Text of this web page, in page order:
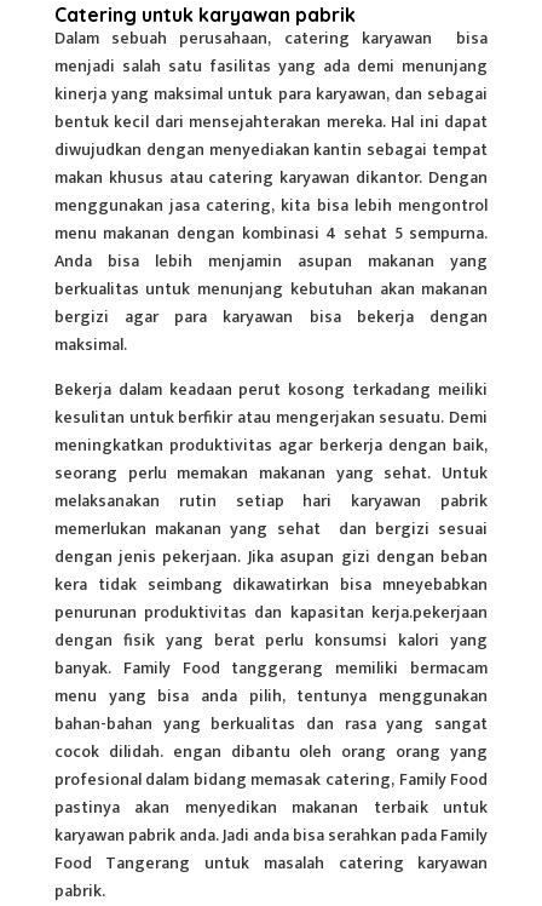
Catering untuk karyawan pabrik
Dalam sebuah perusahaan, catering karyawan bisa
menjadi salah satu fasilitas yang ada demi menunjang
kinerja yang maksimal untuk para karyawan, dan sebagai
bentuk kecil dari mensejahterakan mereka. Hal ini dapat
diwujudkan dengan menyediakan kantin sebagai tempat
makan khusus atau catering karyawan dikantor. Dengan
menggunakan jasa catering, kita bisa lebih mengontrol
menu makanan dengan kombinasi 4 sehat 5 sempurna.
Anda bisa lebih menjamin asupan makanan yang
berkualitas untuk menunjang kebutuhan akan makanan
bergizi agar para karyawan bisa bekerja dengan
maksimal.
Bekerja dalam keadaan perut kosong terkadang meiliki
kesulitan untuk berfikir atau mengerjakan sesuatu. Demi
meningkatkan produktivitas agar berkerja dengan baik,
seorang perlu memakan makanan yang sehat. Untuk
melaksanakan rutin setiap hari karyawan pabrik
memerlukan makanan yang sehat dan bergizi sesuai
dengan jenis pekerjaan. Jika asupan gizi dengan beban
kera tidak seimbang dikawatirkan bisa mneyebabkan
penurunan produktivitas dan kapasitan kerja.pekerjaan
dengan fisik yang berat perlu konsumsi kalori yang
banyak. Family Food tanggerang memiliki bermacam
menu yang bisa anda pilih, tentunya menggunakan
bahan-bahan yang berkualitas dan rasa yang sangat
cocok dilidah. engan dibantu oleh orang orang yang
profesional dalam bidang memasak catering, Family Food
pastinya akan menyedikan makanan terbaik untuk
karyawan pabrik anda. Jadi anda bisa serahkan pada Family
Food Tangerang untuk masalah catering karyawan
pabrik.